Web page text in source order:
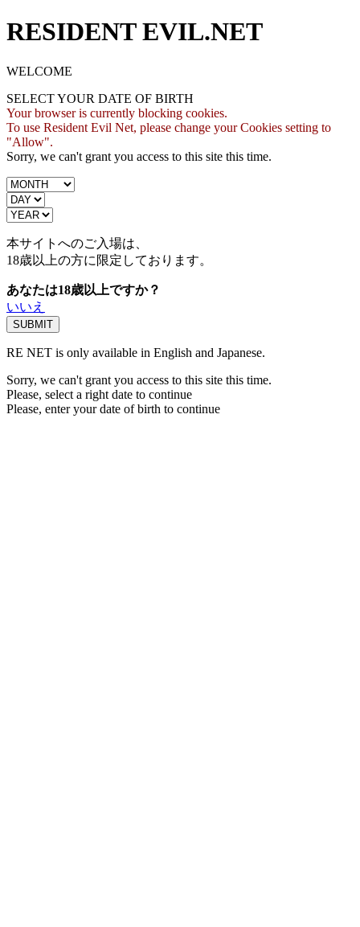
RESIDENT EVIL.NET
WELCOME
SELECT YOUR DATE OF BIRTH
Your browser is currently blocking cookies.
To use Resident Evil Net, please change your Cookies setting to
"Allow".
Sorry, we can't grant you access to this site this time.
本サイトへのご入場は、
18歳以上の方に限定しております。
あなたは18歳以上ですか？
いいえ
RE NET is only available in English and Japanese.
Sorry, we can't grant you access to this site this time.
Please, select a right date to continue
Please, enter your date of birth to continue